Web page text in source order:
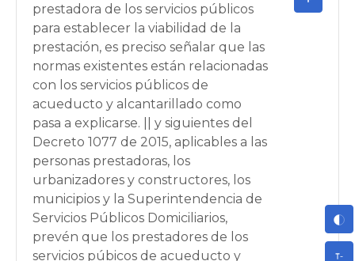
prestadora de los servicios públicos
para establecer la viabilidad de la
prestación, es preciso señalar que las
normas existentes están relacionadas
con los servicios públicos de
acueducto y alcantarillado como
pasa a explicarse. || y siguientes del
Decreto 1077 de 2015, aplicables a las
personas prestadoras, los
urbanizadores y constructores, los
municipios y la Superintendencia de
Servicios Públicos Domiciliarios,
prevén que los prestadores de los
servicios púbicos de acueducto y